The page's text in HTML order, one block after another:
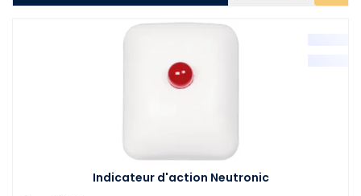
Indicateur d'action Neutronic